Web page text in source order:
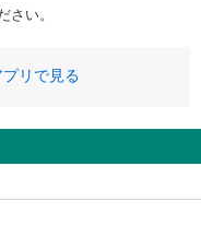
ださい。
って異なります。
さい。
リで見る